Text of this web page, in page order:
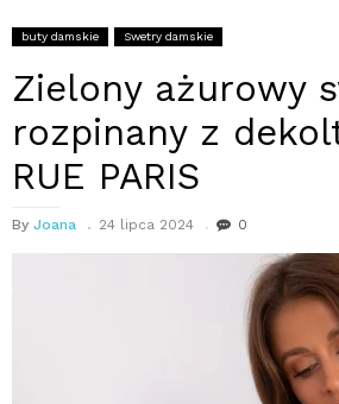
buty damskie Swetry damskie
Zielony ażurowy
rozpinany z
RUE PARIS
By Joana 24 lipca 2024 0